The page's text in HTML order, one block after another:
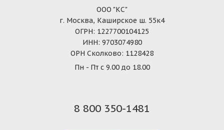
ООО "КС"
г. Москва, Каширское ш. 55к4
ОГРН: 1227700104125
ИНН: 9703074980
ОРН Сколково: 1128428
Пн - Пт с 9.00 до 18.00
8 800 350-1481